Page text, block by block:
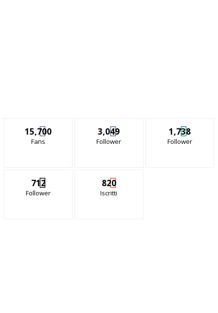
15,700
Fans
3,049
Follower
1,738
Follower
712
Follower
820
Iscritti